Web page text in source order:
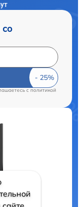
со
cполитикой